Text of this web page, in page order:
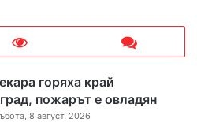
горяха край
пожарът е овладян
8 август, 2026